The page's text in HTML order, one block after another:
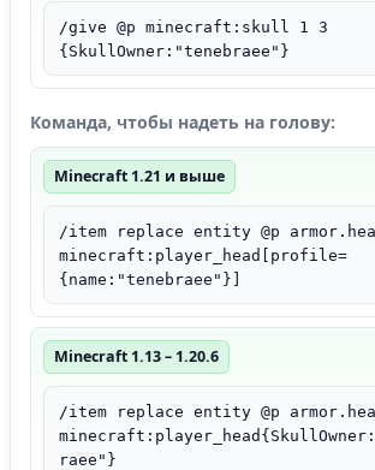
/give @p minecraft:skull 1 3
{SkullOwner:"tenebraee"}
Команда, чтобы надеть на голову:
Minecraft 1.21 и выше
/item replace entity @p
minecraft:player_head[profile=
{name:"tenebraee"}]
Minecraft 1.13 – 1.20.6
/item replace entity @p
raee"}